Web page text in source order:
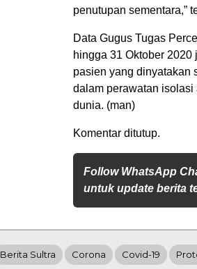
penutupan sementara,”
Data Gugus Tugas
hingga 31 Oktober
pasien yang dinyatakan
dalam perawatan isolasi
dunia. (man)
Komentar ditutup.
Follow WhatsApp
untuk update berita
Berita Sultra Corona Covid-19